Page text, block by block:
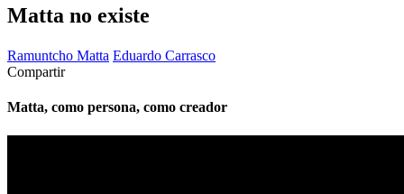
Matta no existe
Ramuntcho Matta Eduardo Carrasco
Compartir
Matta, como persona, como creador